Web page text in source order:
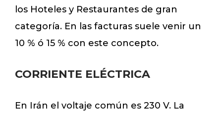
los Hoteles y Restaurantes de gran
categoría. En las facturas suele venir un
10 % ó 15 % con este concepto.
CORRIENTE ELÉCTRICA
En Irán el voltaje común es 230 V. La